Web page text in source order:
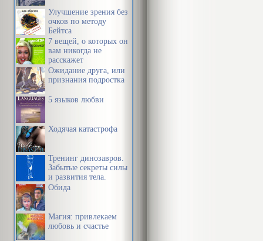
Улучшение зрения без
очков по методу
Бейтса
7 вещей, о которых он
вам никогда не
расскажет
Ожидание друга, или
признания подростка
5 языков любви
Ходячая катастрофа
Тренинг динозавров.
Забытые секреты силы
и развития тела.
Обида
Магия: привлекаем
любовь и счастье